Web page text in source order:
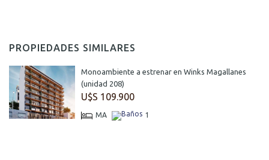
PROPIEDADES SIMILARES
Monoambiente a estrenar en Winks Magallanes
(unidad 208)
U$S 109.900
MA 1